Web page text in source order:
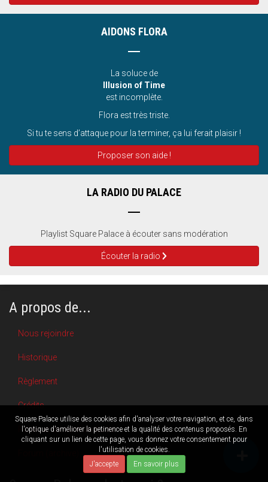
Square Palace utilise des cookies afin d'analyser votre navigation, et ce, dans
l'optique d'améliorer la petinence et la qualité des contenus proposés. En
cliquant sur un lien de cette page, vous donnez votre consentement pour
l'utilisation de cookies.
J'accepte
En savoir plus
AIDONS FLORA
La soluce de
Illusion of Time
est incomplète.
Flora est très triste.
Si tu te sens d’attaque pour la terminer, ça lui ferait plaisir !
Proposer son aide !
LA RADIO DU PALACE
Playlist Square Palace à écouter sans modération
Écouter la radio
A propos de...
Nous rejoindre
Historique
Règlement
Crédits
Politique de confidentialité